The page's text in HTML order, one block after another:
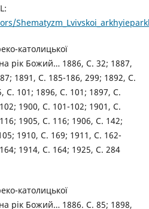
католицької
на рік Божий… 1886, С. 32; 1887,
1891, С. 185-186, 299; 1892, С.
С. 101; 1896, С. 101; 1897, С.
1900, С. 101-102; 1901, С.
1905, С. 116; 1906, С. 142;
1910, С. 169; 1911, С. 162-
1914, С. 164; 1925, С. 284
католицької
на рік Божий… 1886. С. 85; 1898,